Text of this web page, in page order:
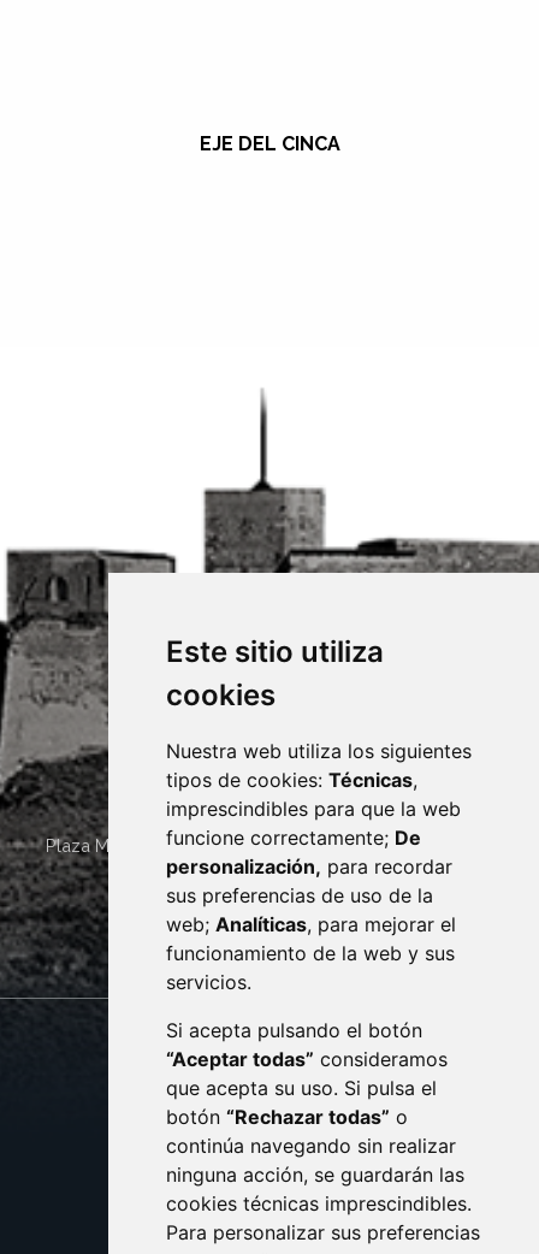
Este sitio utiliza
cookies
Nuestra web utiliza los siguientes
tipos de cookies: Técnicas,
imprescindibles para que la web
funcione correctamente; De
personalización, para recordar
sus preferencias de uso de la
web; Analíticas, para mejorar el
funcionamiento de la web y sus
servicios.
Si acepta pulsando el botón
“Aceptar todas” consideramos
que acepta su uso. Si pulsa el
botón “Rechazar todas” o
continúa navegando sin realizar
ninguna acción, se guardarán las
cookies técnicas imprescindibles.
Para personalizar sus preferencias
EJE DEL CINCA
Plaza Mayor 4 22400 MONZÓN - ARAGÓN (ESPAÑA)
· (34) 974 400 700 ·
sac@monzon.es
monzon.es
CONTACTO
AVISO LEGAL
PROTECCIÓN DE DATOS
POLÍTICA DE COOKIES
ACCESIBILIDAD
ENLACE EXTERNO AL